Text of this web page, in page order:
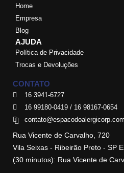
Home
Empresa
Blog
AJUDA
Política de Privacidade
Trocas e Devoluções
CONTATO
16 3941-6727
16 99180-0419 / 16 98167-0654
Rua Vicente de Carvalho, 720
Vila Seixas - Ribeirão Preto - SP
(30 minutos): Rua Vicente de